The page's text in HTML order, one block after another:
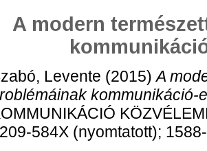
A modern
Levente (2015)A
kommunikáció-
584X (nyomtatott);